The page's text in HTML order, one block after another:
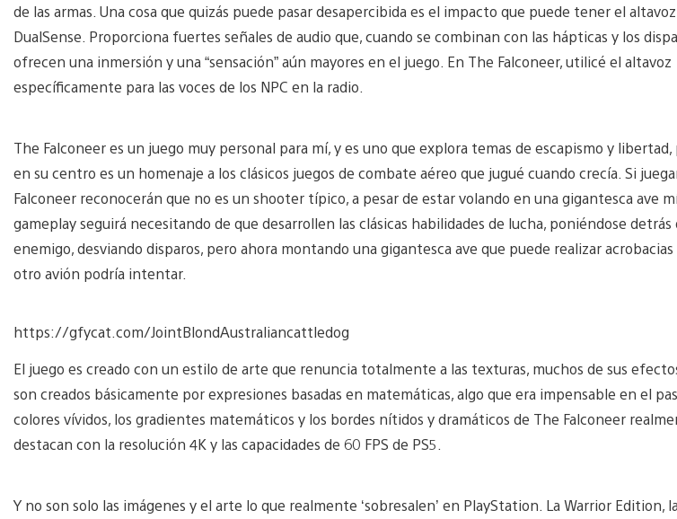
de las armas. Una cosa que quizás puede pasar desapercibida es el impacto que puede tener el
DualSense. Proporciona fuertes señales de audio que, cuando se combinan con las hápticas y los
ofrecen una inmersión y una “sensación” aún mayores en el juego. En The Falconeer, utilicé el altavoz
específicamente para las voces de los NPC en la radio.
The Falconeer es un juego muy personal para mí, y es uno que explora temas de escapismo y
en su centro es un homenaje a los clásicos juegos de combate aéreo que jugué cuando crecía. Si
Falconeer reconocerán que no es un shooter típico, a pesar de estar volando en una gigantesca ave
gameplay seguirá necesitando de que desarrollen las clásicas habilidades de lucha, poniéndose detrás
enemigo, desviando disparos, pero ahora montando una gigantesca ave que puede realizar
otro avión podría intentar.
https://gfycat.com/JointBlondAustraliancattledog
El juego es creado con un estilo de arte que renuncia totalmente a las texturas, muchos de sus
son creados básicamente por expresiones basadas en matemáticas, algo que era impensable en el
colores vívidos, los gradientes matemáticos y los bordes nítidos y dramáticos de The Falconeer
destacan con la resolución 4K y las capacidades de 60 FPS de PS5.
Y no son solo las imágenes y el arte lo que realmente ‘sobresalen’ en PlayStation. La Warrior Edition,